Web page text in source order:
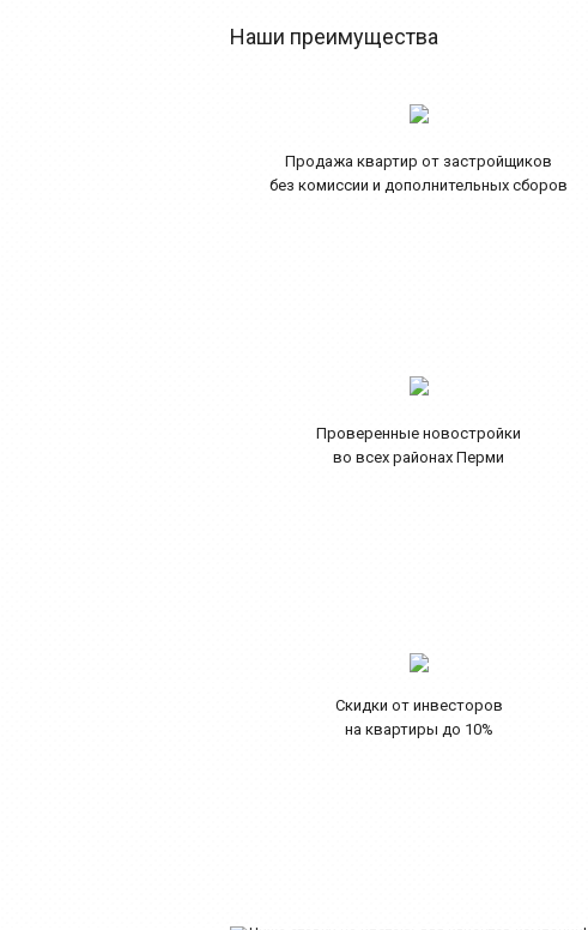
Наши преимущества
Продажа квартир от застройщиков
без комиссии и дополнительных сборов
Проверенные новостройки
во всех районах Перми
Скидки от инвесторов
на квартиры до 10%